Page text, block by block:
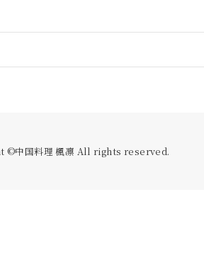
©中国料理 楓凛 All rights reserved.